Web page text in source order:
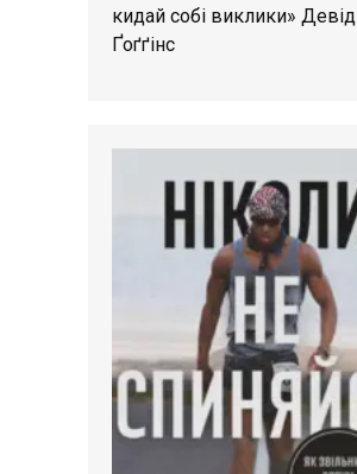
кидай собі виклики» Девід
Ґоґґінс